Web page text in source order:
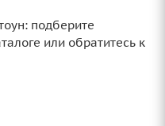
подберите
или обратитесь к